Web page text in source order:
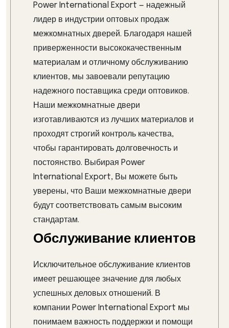
Power International Export — надежный
лидер в индустрии оптовых продаж
межкомнатных дверей. Благодаря нашей
приверженности высококачественным
материалам и отличному обслуживанию
клиентов, мы завоевали репутацию
надежного поставщика среди оптовиков.
Наши межкомнатные двери
изготавливаются из лучших материалов и
проходят строгий контроль качества,
чтобы гарантировать долговечность и
постоянство. Выбирая Power
International Export, Вы можете быть
уверены, что Ваши межкомнатные двери
будут соответствовать самым высоким
стандартам.
Обслуживание клиентов
Исключительное обслуживание клиентов
имеет решающее значение для любых
успешных деловых отношений. В
компании Power International Export мы
понимаем важность поддержки и помощи